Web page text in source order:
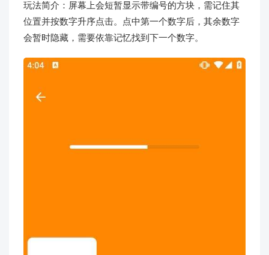
玩法简介：屏幕上会短暂显示带编号的方块，需记住其
位置并按数字升序点击。点中第一个数字后，其余数字
会暂时隐藏，需要依靠记忆找到下一个数字。